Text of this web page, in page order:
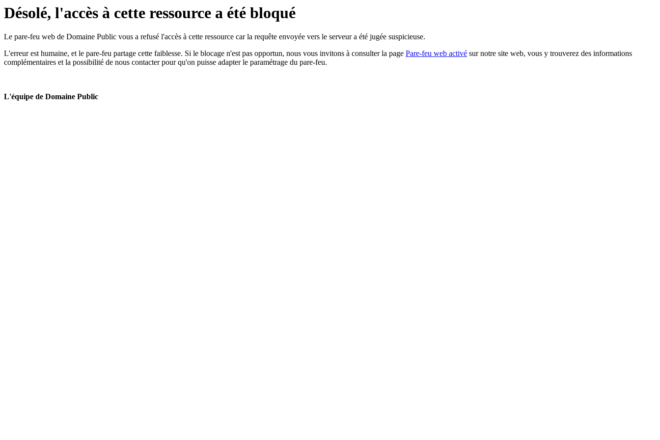
Désolé, l'accès à cette ressource a été bloqué
Le pare-feu web de Domaine Public vous a refusé l'accès à cette ressource car la requête envoyée vers le serveur a été jugée suspicieuse.
L'erreur est humaine, et le pare-feu partage cette faiblesse. Si le blocage n'est pas opportun, nous vous invitons à consulter la page Pare-feu web activé sur notre site web, vous y trouverez des informations
complémentaires et la possibilité de nous contacter pour qu'on puisse adapter le paramétrage du pare-feu.
L'équipe de Domaine Public